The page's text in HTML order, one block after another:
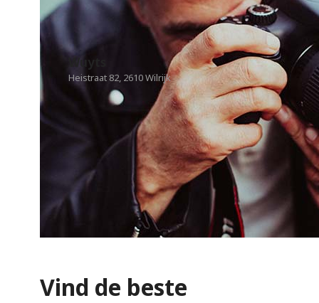
Wuyts
Heistraat 82, 2610 Wilrijk
Vind de beste